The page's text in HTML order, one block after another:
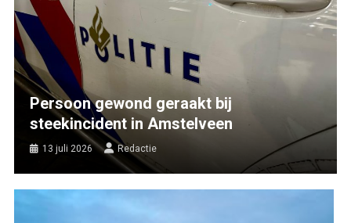
Persoon gewond geraakt bij
steekincident in Amstelveen
13 juli 2026 Redactie